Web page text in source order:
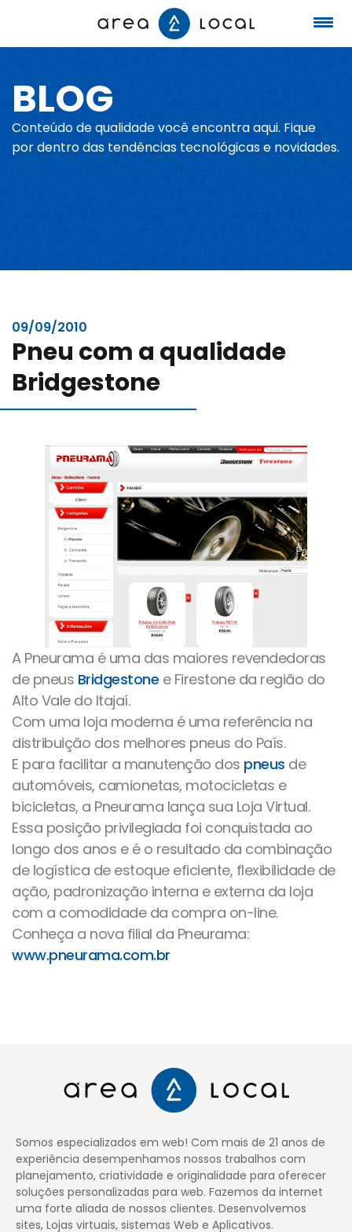
Início
Fale conosco
Portfólio
Sobre nós
Blog
Trabalhe Conosco
BLOG
Conteúdo de qualidade você encontra aqui. Fique
por dentro das tendências tecnológicas e novidades.
09/09/2010
Pneu com a qualidade
Bridgestone
A Pneurama é uma das maiores revendedoras
de pneus Bridgestone e Firestone da região do
Alto Vale do Itajaí.
Com uma loja moderna é uma referência na
distribuição dos melhores pneus do País.
E para facilitar a manutenção dos pneus de
automóveis, camionetas, motocicletas e
bicicletas, a Pneurama lança sua Loja Virtual.
Essa posição privilegiada foi conquistada ao
longo dos anos e é o resultado da combinação
de logística de estoque eficiente, flexibilidade de
ação, padronização interna e externa da loja
com a comodidade da compra on-line.
Conheça a nova filial da Pneurama:
www.pneurama.com.br
Somos especializados em web! Com mais de 21 anos de
experiência desempenhamos nossos trabalhos com
planejamento, criatividade e originalidade para oferecer
soluções personalizadas para web. Fazemos da internet
uma forte aliada de nossos clientes. Desenvolvemos
sites, Lojas virtuais, sistemas Web e Aplicativos.